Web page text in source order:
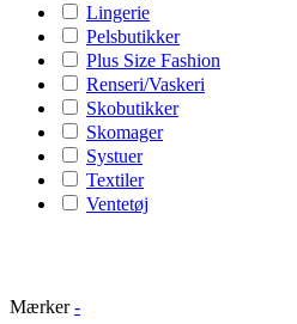
Lingerie
Pelsbutikker
Plus Size Fashion
Renseri/Vaskeri
Skobutikker
Skomager
Systuer
Textiler
Ventetøj
Mærker -